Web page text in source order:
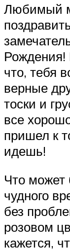
Любимый
Рождения!
что, тебя
верные
тоски и
все
пришел к
идешь!
Что может
чудного
без
розовом
кажется,